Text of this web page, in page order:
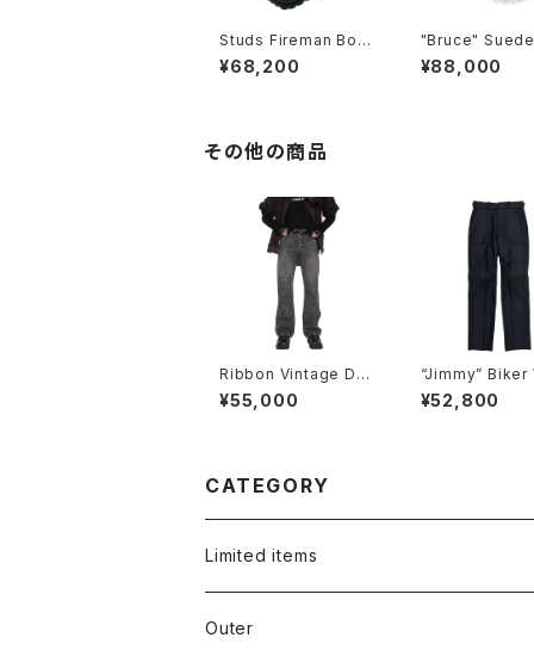
Studs Fireman Boot
s
¥68,200
"Bruce"
Boots - Black
¥88,000
その他の商品
Ribbon Vintage Den
im Pants / Black
¥55,000
“Jimmy” Biker
Slacks
¥52,800
CATEGORY
Limited items
Outer